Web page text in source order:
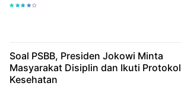
Soal PSBB, Presiden Jokowi Minta
Masyarakat Disiplin dan Ikuti Protokol
Kesehatan